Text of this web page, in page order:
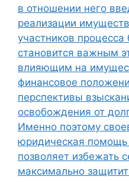
в отношении него
реализации
участников процесса
становится важным
влияющим на
финансовое
перспективы
освобождения от
Именно поэтому
юридическая помощь
позволяет избежать
максимально